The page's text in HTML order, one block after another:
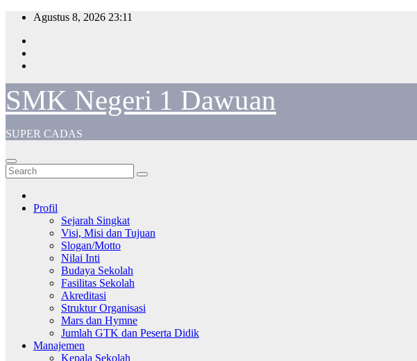
Skip
content
Agustus 8, 2026 23:11
SMK Negeri 1 Dawuan
SUPER CADAS
Profil
Sejarah Singkat
Visi, Misi dan Tujuan
Slogan/Motto
Nilai Inti
Budaya Sekolah
Fasilitas Sekolah
Akreditasi
Struktur Organisasi
Mars dan Hymne
Jumlah GTK dan Peserta Didik
Manajemen
Kepala Sekolah